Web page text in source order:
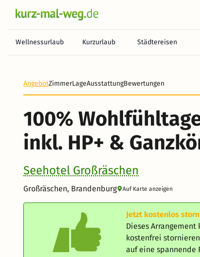
Wellnessurlaub Kurzurlaub Städtereisen
AngebotZimmerLageAusstattungBewertungen
100%
inkl. HP+ &
Seehotel Großräschen
Großräschen, Brandenburg Auf Karte anzeigen
Jetzt kostenlos
Dieses
kostenfrei
auf eine spannende